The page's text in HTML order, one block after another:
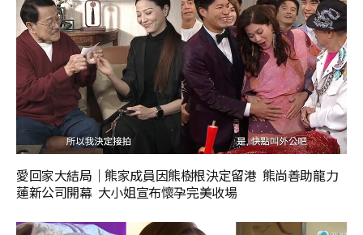
愛回家大結局｜熊家成員因熊樹根決定留港 熊尚善助龍力
蓮新公司開幕 大小姐宣布懷孕完美收場